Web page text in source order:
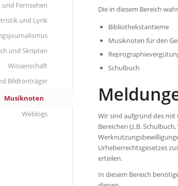
Die in diesem Bereich
Bibliothekstantieme
Musiknoten für den
Schulbuch
Wir sind aufgrund des mit
Bereichen (z.B.
Urheberrechtsgesetzes
erteilen.
In diesem Bereich
Fernsehen
und Lyrik
und Skripten
Wissenschaft
Bildtonträger
Musiknoten
Weblogs